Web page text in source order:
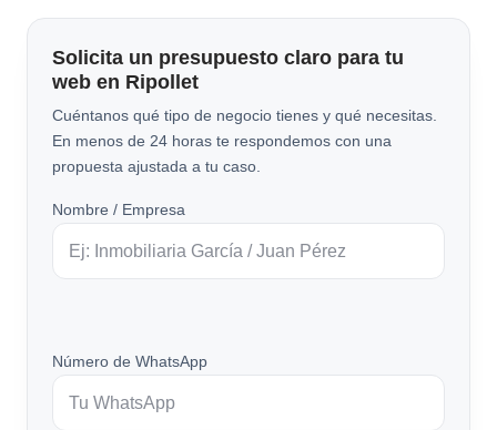
Solicita un presupuesto claro para tu
web en Ripollet
Cuéntanos qué tipo de negocio tienes y qué necesitas.
En menos de 24 horas te respondemos con una
propuesta ajustada a tu caso.
Nombre / Empresa
Número de WhatsApp